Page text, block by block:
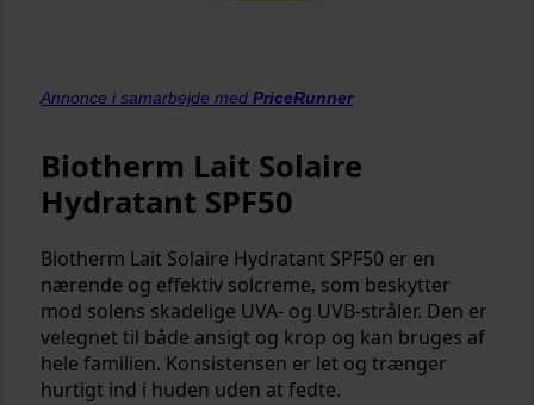
Annonce i samarbejde med PriceRunner
Biotherm Lait Solaire
Hydratant SPF50
Biotherm Lait Solaire Hydratant SPF50 er en
nærende og effektiv solcreme, som beskytter
mod solens skadelige UVA- og UVB-stråler. Den er
velegnet til både ansigt og krop og kan bruges af
hele familien. Konsistensen er let og trænger
hurtigt ind i huden uden at fedte.